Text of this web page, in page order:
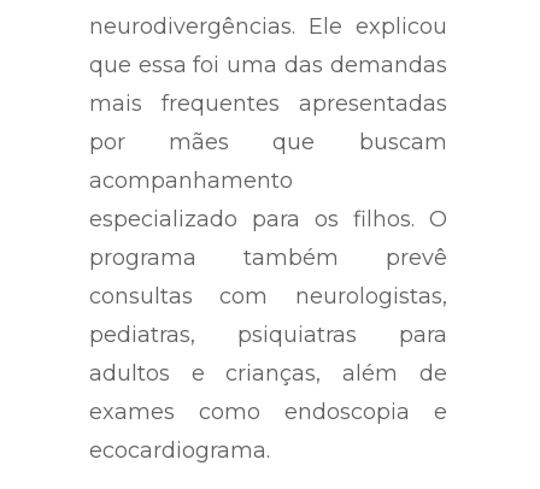
neurodivergências. Ele explicou
que essa foi uma das demandas
mais frequentes apresentadas
por mães que buscam
acompanhamento
especializado para os filhos. O
programa também prevê
consultas com neurologistas,
pediatras, psiquiatras para
adultos e crianças, além de
exames como endoscopia e
ecocardiograma.